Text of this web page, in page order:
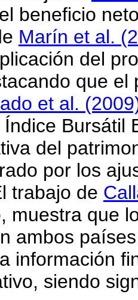
beneficio
Marín et al.
del
que
et al.
Bursátil
del
por los
trabajo de
muestra que
ambos
información
siendo